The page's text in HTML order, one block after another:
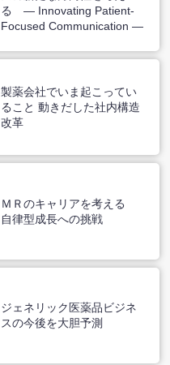
る ― Innovating Patient-
Focused Communication ―
製薬会社でいま起こってい
ること 動きだした社内構造
改革
ＭＲのキャリアを考える
自律型成長への挑戦
ジェネリック医薬品ビジネ
スの今後を大胆予測